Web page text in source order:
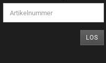
SIE
DIE
ARTIKELNUMMER
LOS